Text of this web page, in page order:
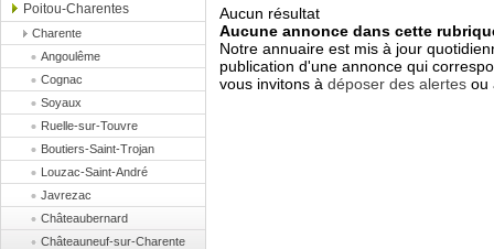
Poitou-Charentes
Charente
Angoulême
Cognac
Soyaux
Ruelle-sur-Touvre
Boutiers-Saint-Trojan
Louzac-Saint-André
Javrezac
Châteaubernard
Châteauneuf-sur-Charente
Aucun résultat
Aucune annonce dans cette
Notre annuaire est mis à jour
publication d'une annonce qui
vous invitons à déposer des alertes ou